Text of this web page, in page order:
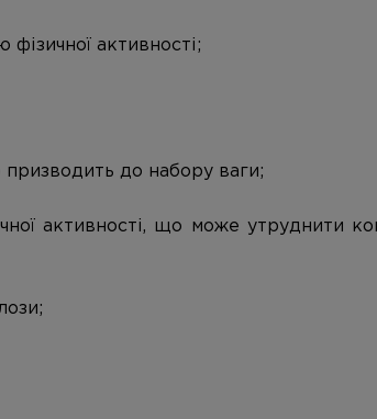
фізичної активності;
до набору ваги;
активності, що може утруднити